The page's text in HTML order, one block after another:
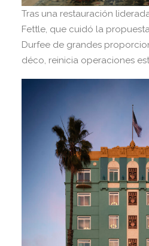
Tras una restauración
Fettle, que cuidó la
Durfee de grandes
déco, reinicia operaciones